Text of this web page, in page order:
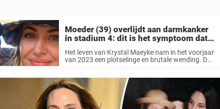
Moeder (39) overlijdt aan darmkanker
in stadium 4: dit is het symptoom dat
ze negeerde
Het leven van Krystal Maeyke nam in het voorjaar
van 2023 een plotselinge en brutale wending. De
schokkende nieuws ...